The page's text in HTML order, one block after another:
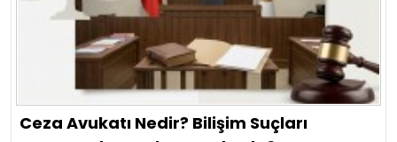
Ceza Avukatı Nedir? Bilişim Suçları